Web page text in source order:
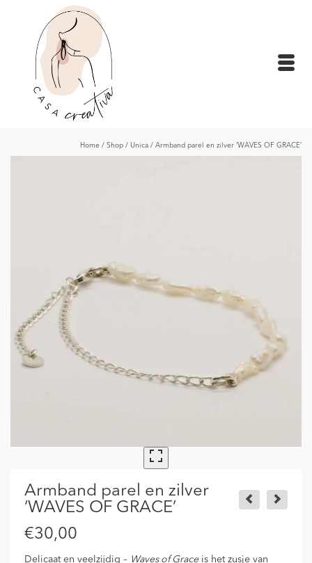
Home / Shop / Unica / Armband parel en zilver ‘WAVES OF GRACE’
Armband parel en zilver
‘WAVES OF GRACE’
€30,00
Delicaat en veelzijdig – Waves of Graceis het zusje van